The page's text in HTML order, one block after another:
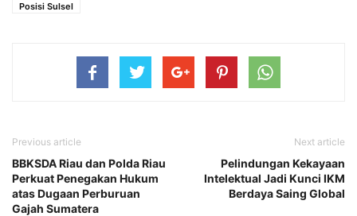
Posisi Sulsel
Previous article
BBKSDA Riau dan Polda Riau
Perkuat Penegakan Hukum
atas Dugaan Perburuan
Gajah Sumatera
Next article
Pelindungan Kekayaan
Intelektual Jadi Kunci IKM
Berdaya Saing Global